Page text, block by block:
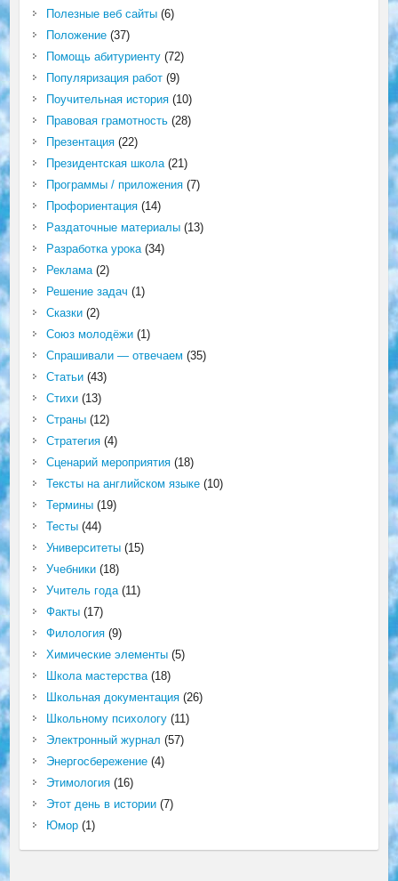
Полезные веб сайты(6)
Положение(37)
Помощь абитуриенту(72)
Популяризация работ(9)
Поучительная история(10)
Правовая грамотность(28)
Презентация(22)
Президентская школа(21)
Программы / приложения(7)
Профориентация(14)
Раздаточные материалы(13)
Разработка урока(34)
Реклама(2)
Решение задач (1)
Сказки(2)
Союз молодёжи(1)
Спрашивали — отвечаем (35)
Статьи(43)
Стихи(13)
Страны(12)
Стратегия(4)
Сценарий мероприятия(18)
Тексты на английском языке(10)
Термины(19)
Тесты(44)
Университеты(15)
Учебники(18)
Учитель года(11)
Факты(17)
Филология(9)
Химические элементы(5)
Школа мастерства(18)
Школьная документация(26)
Школьному психологу(11)
Электронный журнал (57)
Энергосбережение(4)
Этимология(16)
Этот день в истории(7)
Юмор(1)